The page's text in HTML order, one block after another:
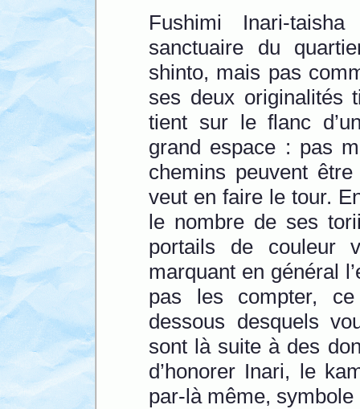
Fushimi Inari-
sanctuaire du
shinto, mais pas
ses deux originalités
tient sur le flanc
grand espace : pas
chemins peuvent
veut en faire le tour.
le nombre de ses
portails de couleur
marquant en général
pas les compter,
dessous desquels
sont là suite à des
d’honorer Inari, le
par-là même,